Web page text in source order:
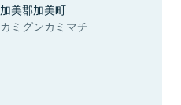
加美郡加美町
カミグンカミマチ